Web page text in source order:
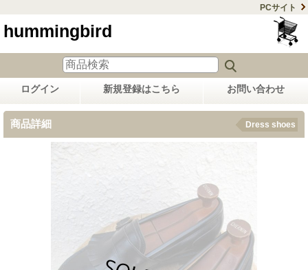
PCサイト
hummingbird
ログイン 新規登録はこちら お問い合わせ
商品詳細 Dress shoes